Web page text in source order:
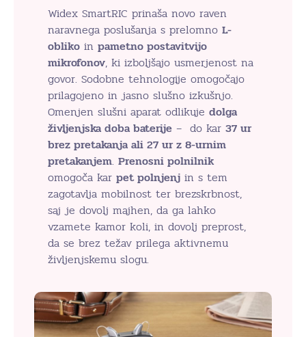
Widex SmartRIC prinaša novo raven
naravnega poslušanja s prelomno L-
obliko in pametno postavitvijo
mikrofonov, ki izboljšajo usmerjenost na
govor. Sodobne tehnologije omogočajo
prilagojeno in jasno slušno izkušnjo.
Omenjen slušni aparat odlikuje dolga
življenjska doba baterije – do kar 37 ur
brez pretakanja ali 27 ur z 8-urnim
pretakanjem. Prenosni polnilnik
omogoča kar pet polnjenj in s tem
zagotavlja mobilnost ter brezskrbnost,
saj je dovolj majhen, da ga lahko
vzamete kamor koli, in dovolj preprost,
da se brez težav prilega aktivnemu
življenjskemu slogu.